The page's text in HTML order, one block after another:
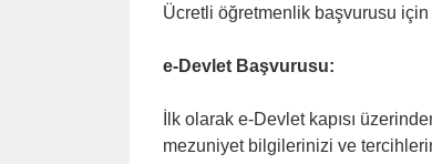
Ücretli öğretmenlik başvurusu
e-Devlet Başvurusu:
İlk olarak e-Devlet kapısı
mezuniyet bilgilerinizi ve